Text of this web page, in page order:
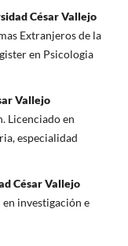
César Vallejo
Extranjeros de la
en Psicologia
Vallejo
Licenciado en
especialidad
César Vallejo
investigación e